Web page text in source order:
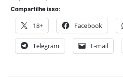
Compartilhe isso:
18+ Facebook
Telegram E-mail